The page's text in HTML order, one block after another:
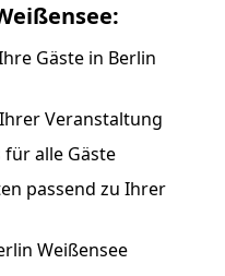
Gäste in Berlin
Veranstaltung
alle Gäste
passend zu Ihrer
Weißensee